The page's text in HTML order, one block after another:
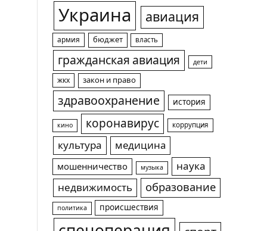
Украина авиация
армия бюджет власть
гражданская авиация дети
жкх закон и право
здравоохранение история
кино коронавирус коррупция
культура медицина
мошенничество музыка
наука
недвижимость
образование
политика происшествия